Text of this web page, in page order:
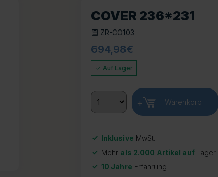
COVER 236*231
ZR-CO103
694,98€
Auf Lager
+ Warenkorb
Inklusive MwSt.
Mehr als 2.000 Artikel auf Lager
10 Jahre Erfahrung